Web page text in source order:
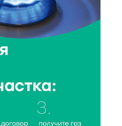
дал чёткие
на улице
округе